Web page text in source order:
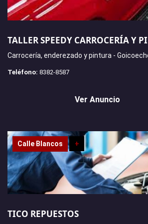
TALLER SPEEDY CARROCERÍA Y
Carrocería, enderezado y pintura -
Teléfono: 8382-8587
Ver Anuncio
Calle Blancos +
TICO REPUESTOS